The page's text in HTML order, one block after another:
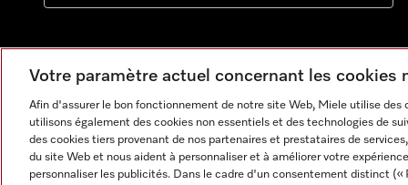
Votre paramètre actuel concernant les
Afin d'assurer le bon fonctionnement de notre site Web, Miele utilise
utilisons également des cookies non essentiels et des technologies de
des cookies tiers provenant de nos partenaires et prestataires de
du site Web et nous aident à personnaliser et à améliorer votre
personnaliser les publicités. Dans le cadre d'un consentement distinct